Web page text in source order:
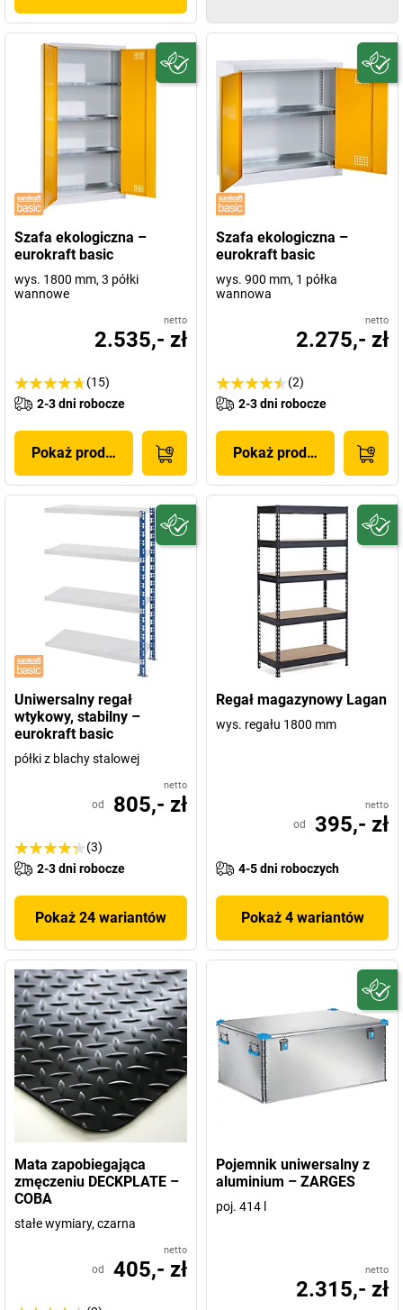
Szafa ekologiczna –
eurokraft basic
wys. 1800 mm, 3 półki
wannowe
netto
2.535,- zł
(15)
2-3 dni robocze
Pokaż produkt
Szafa ekologiczna –
eurokraft basic
wys. 900 mm, 1 półka
wannowa
netto
2.275,- zł
(2)
2-3 dni robocze
Pokaż produkt
Uniwersalny regał
wtykowy, stabilny –
eurokraft basic
półki z blachy stalowej
netto
od 805,- zł
(3)
2-3 dni robocze
Pokaż 24 wariantów
Regał magazynowy Lagan
wys. regału 1800 mm
netto
od 395,- zł
4-5 dni roboczych
Pokaż 4 wariantów
Mata zapobiegająca
zmęczeniu DECKPLATE –
COBA
stałe wymiary, czarna
netto
od 405,- zł
Pojemnik uniwersalny z
aluminium – ZARGES
poj. 414 l
netto
2.315,- zł